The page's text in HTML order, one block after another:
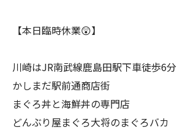
【本日臨時休業😲】
川崎はJR南武線鹿島田駅下車徒歩6分
かしまだ駅前通商店街
まぐろ丼と海鮮丼の専門店
どんぶり屋まぐろ大将のまぐろバカ